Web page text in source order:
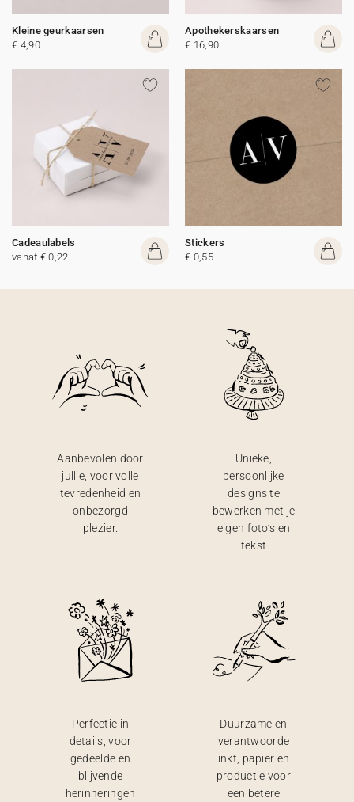
Kleine geurkaarsen
€ 4,90
Apothekerskaarsen
€ 16,90
Cadeaulabels
vanaf € 0,22
Stickers
€ 0,55
Aanbevolen door
jullie, voor volle
tevredenheid en
onbezorgd
plezier.
Unieke,
persoonlijke
designs te
bewerken met je
eigen foto’s en
tekst
Perfectie in
details, voor
gedeelde en
blijvende
herinneringen
Duurzame en
verantwoorde
inkt, papier en
productie voor
een betere